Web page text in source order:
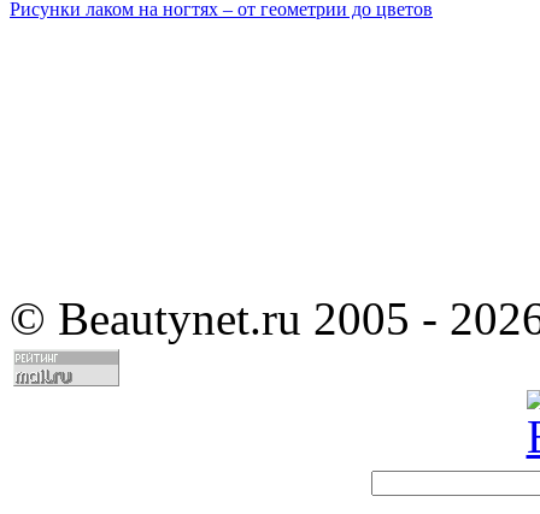
Рисунки лаком на ногтях – от геометрии до цветов
© Beautynet.ru 2005 -